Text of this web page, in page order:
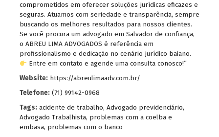
comprometidos em oferecer soluções jurídicas eficazes e
seguras. Atuamos com seriedade e transparência, sempre
buscando os melhores resultados para nossos clientes.
Se você procura um advogado em Salvador de confiança,
o ABREU LIMA ADVOGADOS é referência em
profissionalismo e dedicação no cenário jurídico baiano.
Entre em contato e agende uma consulta conosco!”
Website: https://abreulimaadv.com.br/
Telefone: (71) 99142-0968
Tags: acidente de trabalho, Advogado previdenciário,
Advogado Trabalhista, problemas com a coelba e
embasa, problemas com o banco